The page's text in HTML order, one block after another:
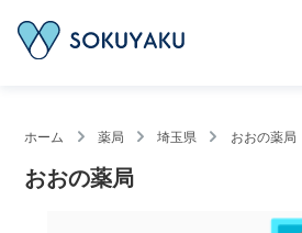
ホーム 薬局 埼玉県 おおの薬局
おおの薬局